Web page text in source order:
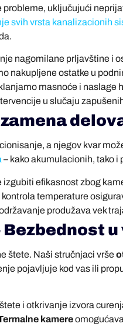
uključujući
svih vrsta kanalizacionih
nagomilane prljavštine i
nakupljene ostatke u
masnoće i naslage
u slučaju
a njegov kvar
– kako akumulacionih, tako i
izgubiti efikasnost zbog
temperature
produžava vek
u
štete. Naši stručnjaci vrše
pojavljuje kod vas ili
i otkrivanje izvora
kamere